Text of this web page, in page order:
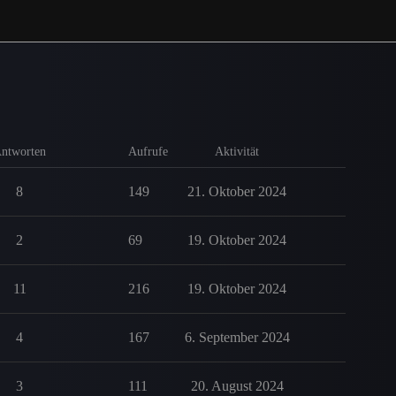
Aufrufe Aktivität
8 149 21. Oktober 2024
2 69 19. Oktober 2024
11 216 19. Oktober 2024
4 167 6. September 2024
3 111 20. August 2024